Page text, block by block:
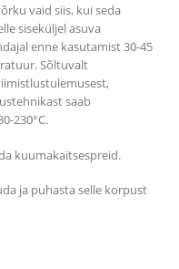
vaid siis, kui seda
siseküljel asuva
enne kasutamist 30-45
Sõltuvalt
saab
230°C.
kuumakaitsespreid.
ja puhasta selle korpust